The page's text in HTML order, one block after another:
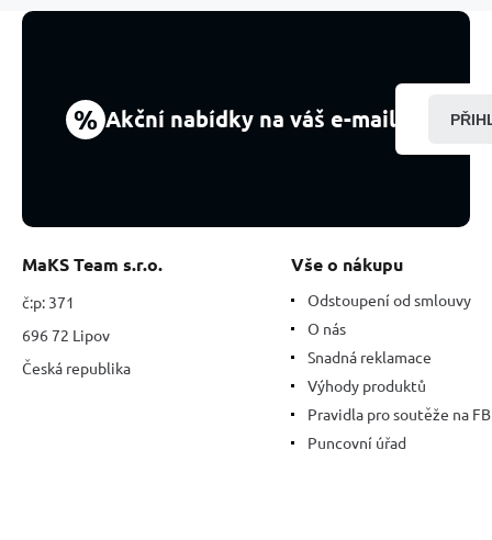
3v1
náramek,
gradace
% Akční nabídky na váš e-mail
MaKS Team s.r.o.
č:p: 371
696 72 Lipov
Česká republika
Vše o nákupu
Odstoupení od smlouvy
O nás
Snadná reklamace
Výhody produktů
Pravidla pro soutěže na FB
Puncovní úřad